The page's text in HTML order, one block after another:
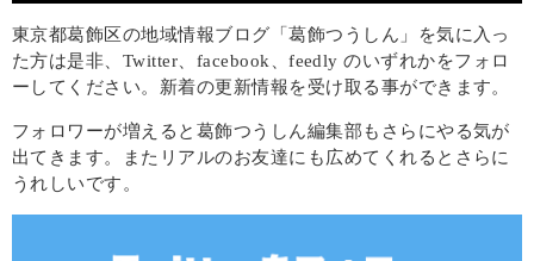
東京都葛飾区の地域情報ブログ「葛飾つうしん」を気に入っ
た方は是非、Twitter、facebook、feedly のいずれかをフォロ
ーしてください。新着の更新情報を受け取る事ができます。
フォロワーが増えると葛飾つうしん編集部もさらにやる気が
出てきます。またリアルのお友達にも広めてくれるとさらに
うれしいです。